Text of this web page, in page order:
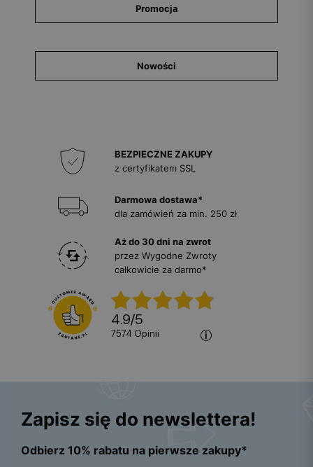
Promocja
Nowości
BEZPIECZNE ZAKUPY
z certyfikatem SSL
Darmowa dostawa*
dla zamówień za min. 250 zł
Aż do 30 dni na zwrot
przez Wygodne Zwroty
całkowicie za darmo*
4.9/5
7574 opinii
Zapisz się do newslettera!
Odbierz 10% rabatu na pierwsze zakupy*